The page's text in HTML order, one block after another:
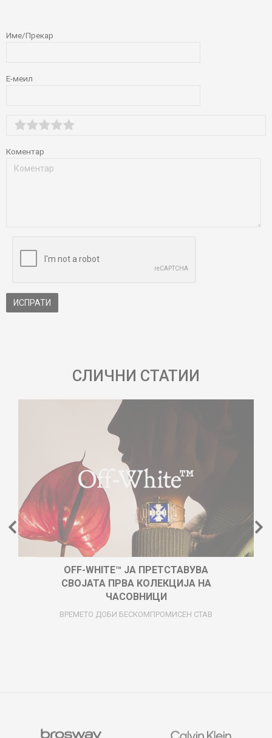
Име/Прекар
Е-меил
Коментар
ИСПРАТИ
СЛИЧНИ СТАТИИ
OFF-WHITE™ ЈА ПРЕТСТАВУВА
СВОЈАТА ПРВА КОЛЕКЦИЈА НА
ЧАСОВНИЦИ
ВРЕМЕТО ДОБИ БЕСКОМПРОМИСЕН СТАВ